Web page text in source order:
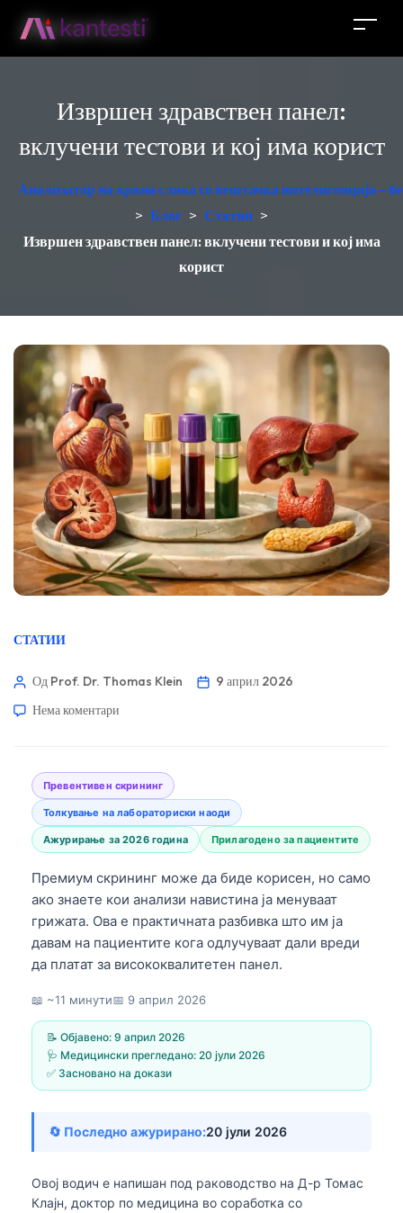
Извршен здравствен панел:
вклучени тестови и кој има корист
Анализатор на крвна слика со вештачка интелигенција -
> Блог > Статии >
Извршен здравствен панел: вклучени тестови и кој има
корист
СТАТИИ
Од Prof. Dr. Thomas Klein
9 април 2026
Нема коментари
Превентивен скрининг
Толкување на лабораториски наоди
Ажурирање за 2026 година Прилагодено за пациентите
Премиум скрининг може да биде корисен, но само
ако знаете кои анализи навистина ја менуваат
грижата. Ова е практичната разбивка што им ја
давам на пациентите кога одлучуваат дали вреди
да платат за висококвалитетен панел.
📖 ~11 минути📅 9 април 2026
📝 Објавено: 9 април 2026
🩺 Медицински прегледано: 20 јули 2026
✅ Засновано на докази
🔄 Последно ажурирано:20 јули 2026
Овој водич е напишан под раководство на Д-р Томас
Клајн, доктор по медицина во соработка со